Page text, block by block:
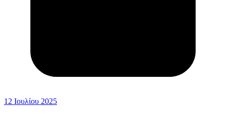
12 Ιουλίου 2025